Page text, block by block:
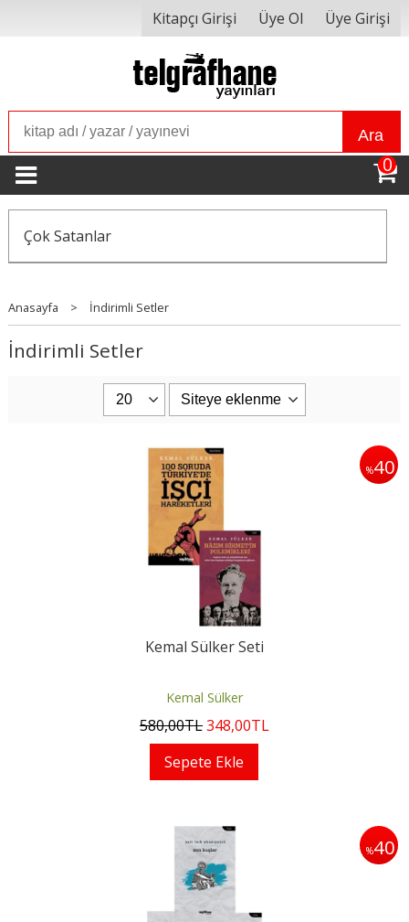
Kitapçı Girişi Üye Ol Üye Girişi
Ara
0
Çok Satanlar
Anasayfa > İndirimli Setler
İndirimli Setler
%40
Kemal Sülker Seti
Kemal Sülker
580,00TL348,00TL
Sepete Ekle
%40